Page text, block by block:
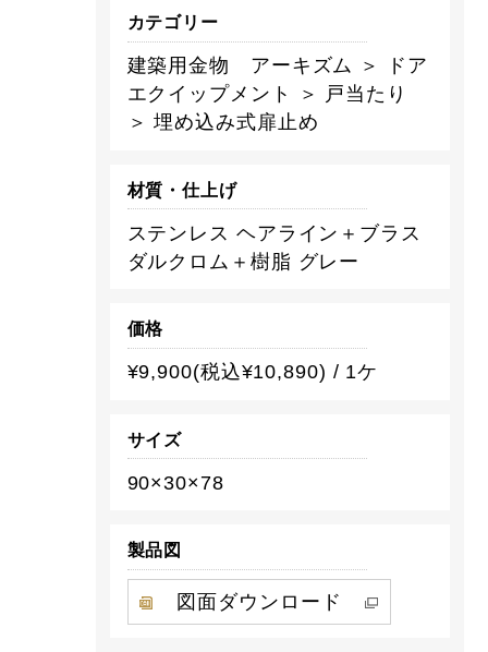
カテゴリー
建築用金物 アーキズム ＞ ドア
エクイップメント ＞ 戸当たり
＞ 埋め込み式扉止め
材質・仕上げ
ステンレス ヘアライン＋ブラス
ダルクロム＋樹脂 グレー
価格
¥9,900(税込¥10,890) / 1ケ
サイズ
90×30×78
製品図
図面ダウンロード